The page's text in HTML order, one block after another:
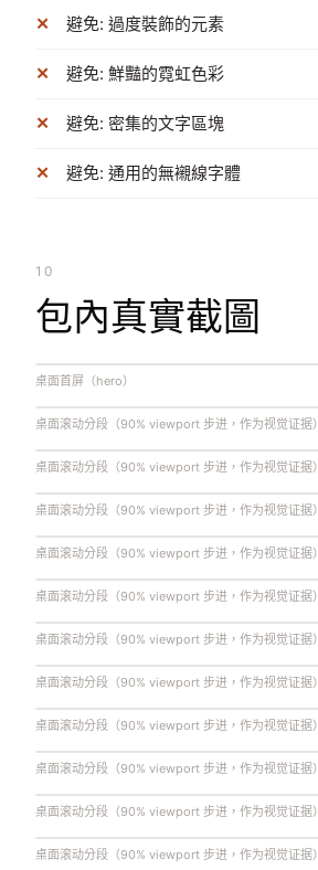
避免: 過度裝飾的元素
避免: 鮮豔的霓虹色彩
避免: 密集的文字區塊
避免: 通用的無襯線字體
10
包內真實截圖
桌面首屏（hero）
桌面滚动分段（90% viewport 步进，作为视觉证据）
桌面滚动分段（90% viewport 步进，作为视觉证据）
桌面滚动分段（90% viewport 步进，作为视觉证据）
桌面滚动分段（90% viewport 步进，作为视觉证据）
桌面滚动分段（90% viewport 步进，作为视觉证据）
桌面滚动分段（90% viewport 步进，作为视觉证据）
桌面滚动分段（90% viewport 步进，作为视觉证据）
桌面滚动分段（90% viewport 步进，作为视觉证据）
桌面滚动分段（90% viewport 步进，作为视觉证据）
桌面滚动分段（90% viewport 步进，作为视觉证据）
桌面滚动分段（90% viewport 步进，作为视觉证据）